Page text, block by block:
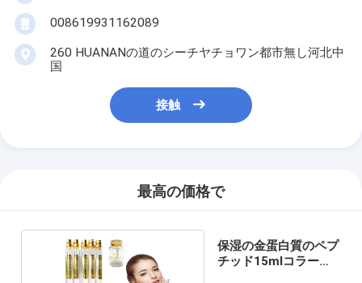
008619931162089
260 HUANANの道のシーチヤチョワン都市無し河北中
国
接触
最高の価格で
保湿の金蛋白質のペプ
チッド15mlコラーゲ